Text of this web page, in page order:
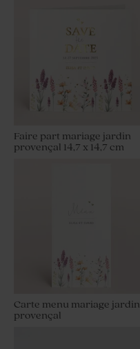
Faire part mariage jardin
provençal 14,7 x 14,7 cm
Carte menu mariage jardin
provençal